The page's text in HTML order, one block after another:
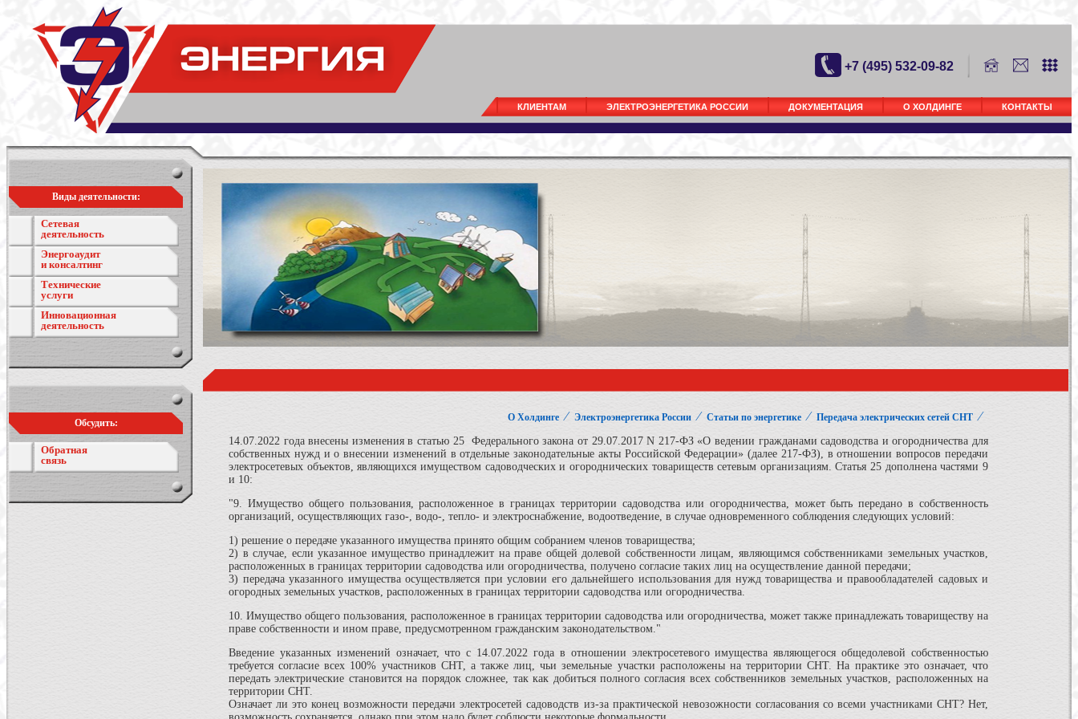
+7 (495) 532-09-82
КЛИЕНТАМ ЭЛЕКТРОЭНЕРГЕТИКА РОССИИ ДОКУМЕНТАЦИЯ О ХОЛДИНГЕ КОНТАКТЫ
Виды деятельности:
Сетевая
деятельность
Энергоаудит
и консалтинг
Технические
услуги
Инновационная
деятельность
Обсудить:
Обратная
связь
О Холдинге ⁄ Электроэнергетика России ⁄ Статьи по энергетике ⁄ Передача электрических сетей СНТ ⁄
14.07.2022 года внесены изменения в статью 25 Федерального закона от 29.07.2017 N 217-ФЗ «О ведении гражданами садоводства и огородничества для
собственных нужд и о внесении изменений в отдельные законодательные акты Российской Федерации» (далее 217-ФЗ), в отношении вопросов передачи
электросетевых объектов, являющихся имуществом садоводческих и огороднических товариществ сетевым организациям. Статья 25 дополнена частями 9
и 10:
"9. Имущество общего пользования, расположенное в границах территории садоводства или огородничества, может быть передано в собственность
организаций, осуществляющих газо-, водо-, тепло- и электроснабжение, водоотведение, в случае одновременного соблюдения следующих условий:
1) решение о передаче указанного имущества принято общим собранием членов товарищества;
2) в случае, если указанное имущество принадлежит на праве общей долевой собственности лицам, являющимся собственниками земельных участков,
расположенных в границах территории садоводства или огородничества, получено согласие таких лиц на осуществление данной передачи;
3) передача указанного имущества осуществляется при условии его дальнейшего использования для нужд товарищества и правообладателей садовых и
огородных земельных участков, расположенных в границах территории садоводства или огородничества.
10. Имущество общего пользования, расположенное в границах территории садоводства или огородничества, может также принадлежать товариществу на
праве собственности и ином праве, предусмотренном гражданским законодательством."
Введение указанных изменений означает, что с 14.07.2022 года в отношении электросетевого имущества являющегося общедолевой собственностью
требуется согласие всех 100% участников СНТ, а также лиц, чьи земельные участки расположены на территории СНТ. На практике это означает, что
передать электрические становится на порядок сложнее, так как добиться полного согласия всех собственников земельных участков, расположенных на
территории СНТ.
Означает ли это конец возможности передачи электросетей садоводств из-за практической невозожности согласования со всеми участниками СНТ? Нет,